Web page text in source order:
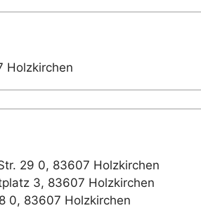
Holzkirchen
29 0, 83607 Holzkirchen
3, 83607 Holzkirchen
0, 83607 Holzkirchen